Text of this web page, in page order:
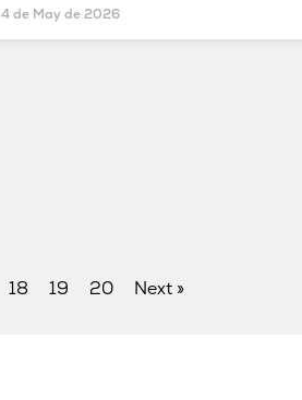
4 de May de 2026
18 19 20 Next »